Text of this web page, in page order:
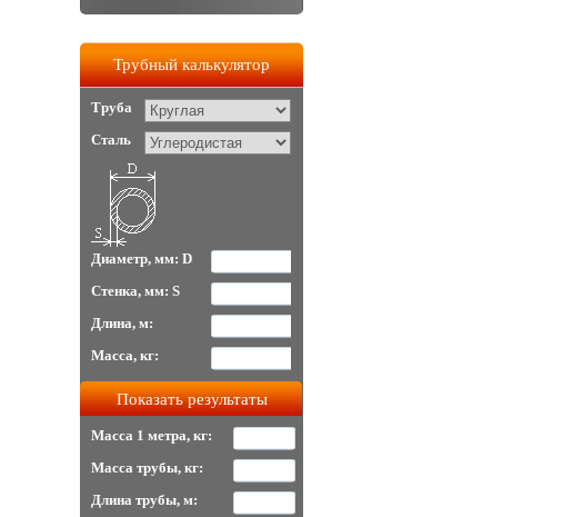
Трубный калькулятор
Труба
Сталь
Диаметр, мм: D
Стенка, мм: S
Длина, м:
Масса, кг:
Масса 1 метра, кг:
Масса трубы, кг:
Длина трубы, м: